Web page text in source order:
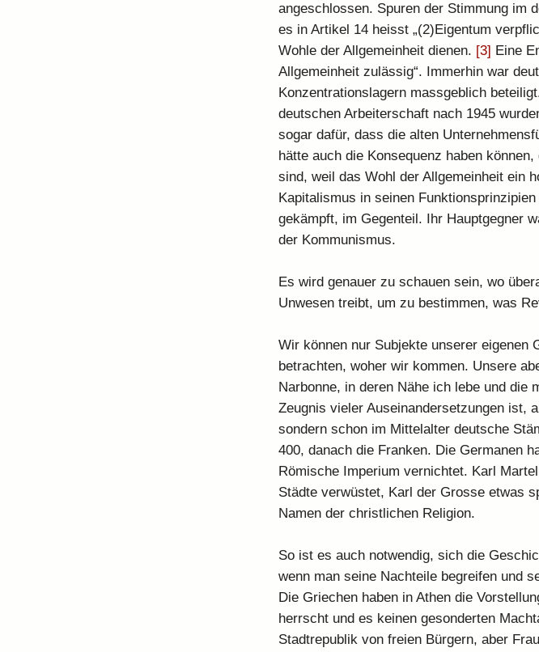
angeschlossen. Spuren der Stimmung im
es in Artikel 14 heisst „(2)Eigentum
Wohle der Allgemeinheit dienen. [3] Eine
Allgemeinheit zulässig“. Immerhin war
Konzentrationslagern massgeblich
deutschen Arbeiterschaft nach 1945
sogar dafür, dass die alten
hätte auch die Konsequenz haben
sind, weil das Wohl der Allgemeinheit ein
Kapitalismus in seinen
gekämpft, im Gegenteil. Ihr Hauptgegner
der Kommunismus.
Es wird genauer zu schauen sein, wo
Unwesen treibt, um zu bestimmen, was
Wir können nur Subjekte unserer eigenen
betrachten, woher wir kommen. Unsere
Narbonne, in deren Nähe ich lebe und
Zeugnis vieler Auseinandersetzungen ist,
sondern schon im Mittelalter deutsche
400, danach die Franken. Die Germanen
Römische Imperium vernichtet. Karl
Städte verwüstet, Karl der Grosse etwas
Namen der christlichen Religion.
So ist es auch notwendig, sich die
wenn man seine Nachteile begreifen und
Die Griechen haben in Athen die
herrscht und es keinen gesonderten
Stadtrepublik von freien Bürgern, aber